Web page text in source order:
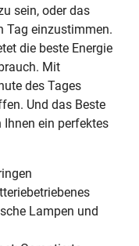
sein, oder das
Tag einzustimmen.
die beste Energie
Mit
des Tages
Und das Beste
ein perfektes
Lampen und